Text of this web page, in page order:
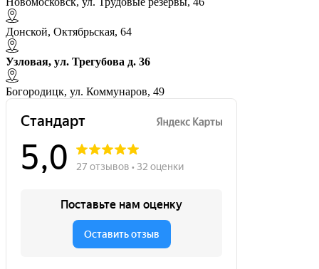
Донской, Октябрьская, 64
Узловая, ул. Трегубова д. 36
Богородицк, ул. Коммунаров, 49